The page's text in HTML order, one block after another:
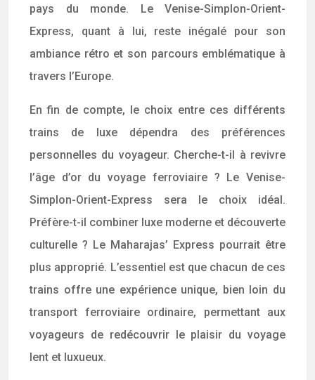
pays du monde. Le Venise-Simplon-Orient-
Express, quant à lui, reste inégalé pour son
ambiance rétro et son parcours emblématique à
travers l’Europe.
En fin de compte, le choix entre ces différents
trains de luxe dépendra des préférences
personnelles du voyageur. Cherche-t-il à revivre
l’âge d’or du voyage ferroviaire ? Le Venise-
Simplon-Orient-Express sera le choix idéal.
Préfère-t-il combiner luxe moderne et découverte
culturelle ? Le Maharajas’ Express pourrait être
plus approprié. L’essentiel est que chacun de ces
trains offre une expérience unique, bien loin du
transport ferroviaire ordinaire, permettant aux
voyageurs de redécouvrir le plaisir du voyage
lent et luxueux.